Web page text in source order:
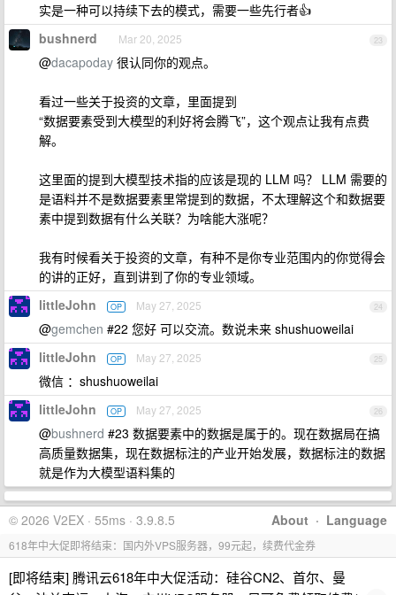
实是一种可以持续下去的模式，需要一些先行者👍
23
bushnerd Mar 20, 2025
@dacapoday 很认同你的观点。
看过一些关于投资的文章，里面提到
“数据要素受到大模型的利好将会腾飞”，这个观点让我有点费
解。
这里面的提到大模型技术指的应该是现的 LLM 吗？ LLM 需要的
是语料并不是数据要素里常提到的数据，不太理解这个和数据要
素中提到数据有什么关联？为啥能大涨呢？
我有时候看关于投资的文章，有种不是你专业范围内的你觉得会
的讲的正好，直到讲到了你的专业领域。
24
littleJohn OP May 27, 2025
@gemchen #22 您好 可以交流。数说未来 shushuoweilai
25
littleJohn OP May 27, 2025
微信 ：shushuoweilai
26
littleJohn OP May 27, 2025
@bushnerd #23 数据要素中的数据是属于的。现在数据局在搞
高质量数据集，现在数据标注的产业开始发展，数据标注的数据
就是作为大模型语料集的
About · Language
© 2026 V2EX · 55ms · 3.9.8.5
618年中大促即将结束：国内外VPS服务器，99元起，续费代金券
[即将结束] 腾讯云618年中大促活动：硅谷CN2、首尔、曼